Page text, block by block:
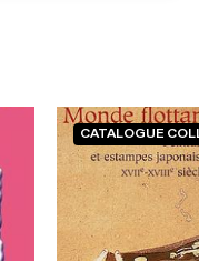
CATALOGUE